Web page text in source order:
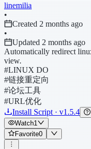
linemilia
•
Created 2 months ago
•
Updated 2 months ago
Automatically redirect
view.
#LINUX DO
#链接重定向
#论坛工具
#URL优化
Install Script · v1.5.4
Watch1
Favorite0